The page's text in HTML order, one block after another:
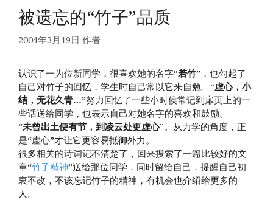
被遗忘的“竹子”品质
2004年3月19日 作者
认识了一为位新同学，很喜欢她的名字“若竹”，也勾起了
自己对竹子的回忆，学生时自己常以它来自勉。“虚心，小
结，无花久青…”努力回忆了一些小时侯常记到扉页上的一
些话送给同学，也表示自己对她名字的喜欢和鼓励。
“未曾出土便有节，到凌云处更虚心”。从力学的角度，正
是“虚心”才让它更容易抵御外力。
很多相关的诗词记不清楚了，回来搜索了一篇比较好的文
章“竹子精神”送给那位同学，同时留给自己，提醒自己初
衷不改，不该忘记竹子的精神，有机会也介绍给更多的
人。